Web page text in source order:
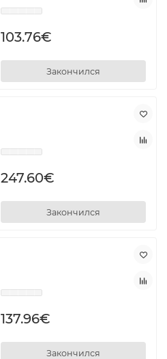
103.76€
Закончился
247.60€
Закончился
137.96€
Закончился